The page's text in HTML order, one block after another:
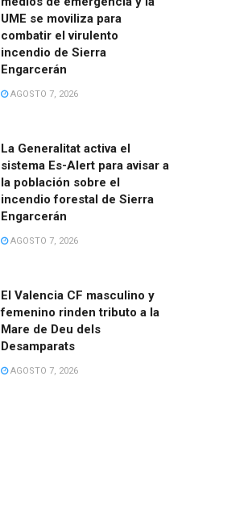
UME se moviliza para
combatir el virulento
incendio de Sierra
Engarcerán
AGOSTO 7, 2026
La Generalitat activa el
sistema Es-Alert para avisar a
la población sobre el
incendio forestal de Sierra
Engarcerán
AGOSTO 7, 2026
El Valencia CF masculino y
femenino rinden tributo a la
Mare de Deu dels
Desamparats
AGOSTO 7, 2026